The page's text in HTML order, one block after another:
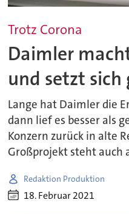
Trotz Corona
Daimler
und setzt sich
Lange hat Daimler die
dann lief es besser als
Konzern zurück in alte
Großprojekt steht auch
Redaktion Produktion
18. Februar 2021